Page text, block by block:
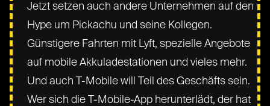
Jetzt setzen auch andere Unternehmen auf den
Hype um Pickachu und seine Kollegen.
Günstigere Fahrten mit Lyft, spezielle Angebote
auf mobile Akkuladestationen und vieles mehr.
Und auch T-Mobile will Teil des Geschäfts sein.
Wer sich die T-Mobile-App herunterlädt, der hat